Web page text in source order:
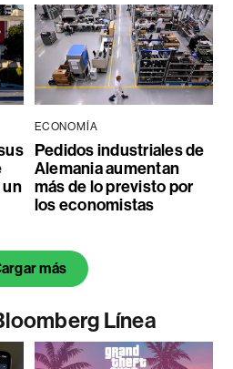
un
ECONOMÍA
Pedidos industriales de
Alemania aumentan
más de lo previsto por
los economistas
más
Línea